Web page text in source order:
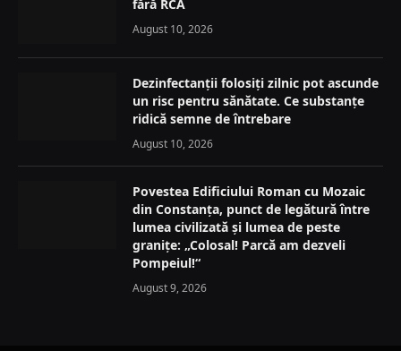
fără RCA
August 10, 2026
Dezinfectanții folosiți zilnic pot ascunde
un risc pentru sănătate. Ce substanțe
ridică semne de întrebare
August 10, 2026
Povestea Edificiului Roman cu Mozaic
din Constanța, punct de legătură între
lumea civilizată și lumea de peste
granițe: „Colosal! Parcă am dezveli
Pompeiul!“
August 9, 2026